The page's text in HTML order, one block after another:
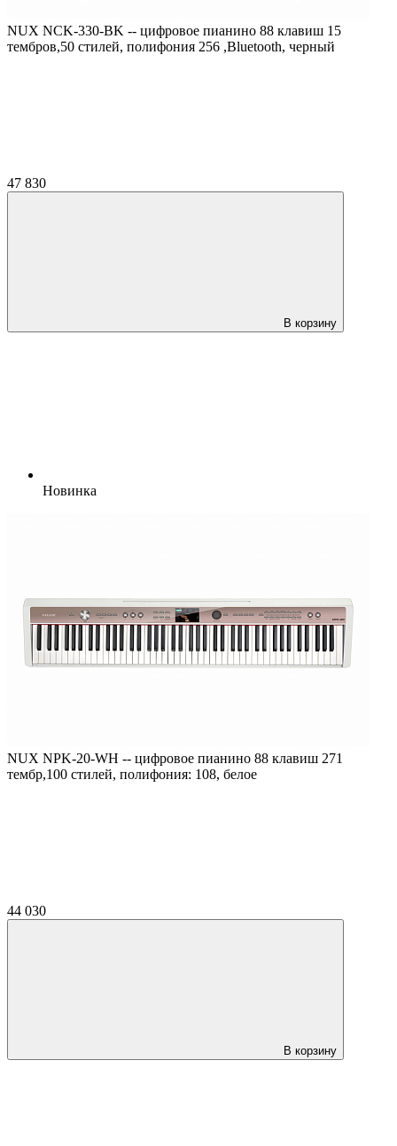
NUX NCK-330-BK -- цифровое пианино 88 клавиш 15
тембров,50 стилей, полифония 256 ,Bluetooth, черный
47 830
В корзину
Новинка
NUX NPK-20-WH -- цифровое пианино 88 клавиш 271
тембр,100 стилей, полифония: 108, белое
44 030
В корзину